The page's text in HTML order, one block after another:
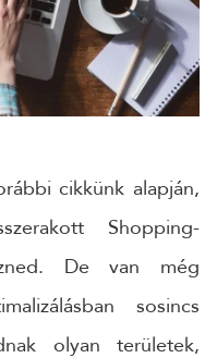
cikkünk alapján,
Shopping-
De van még
sosincs
olyan területek,